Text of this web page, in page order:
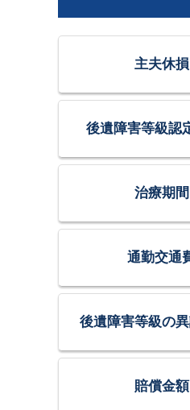
主夫休損
後遺障害等級認
治療期間
通勤交通
後遺障害等級の
賠償金額